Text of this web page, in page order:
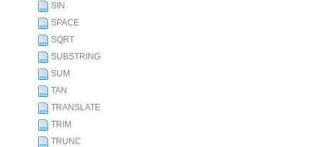
SIN
SPACE
SQRT
SUBSTRING
SUM
TAN
TRANSLATE
TRIM
TRUNC